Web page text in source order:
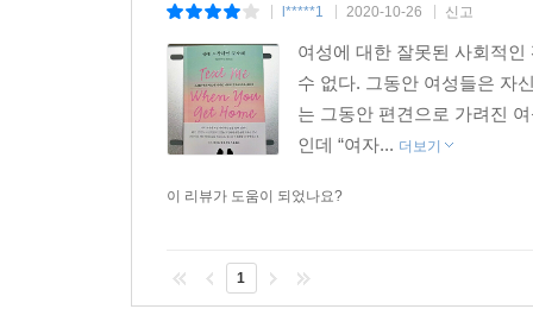
56.4%를 기록했다.
이제는 여성이 배우자만을 바라보고 사는 세
인간관계를 한 사람에게만 부여하지 않고 사는
여성의 우정을 관계의 우선순위에 두고도 충분히
“나는 불안감을 털어놓을 친구들이 있고, 그들
_「여성들이 함께할 때 나오는 힘」중에서
l*****1 2020-10-26 신고
여성에 대한 잘못된 사회적
수 없다. 그동안 여성들은 자
는 그동안 편견으로 가려진
인데 “여자... 더보기
이 리뷰가 도움이 되었나요?
1